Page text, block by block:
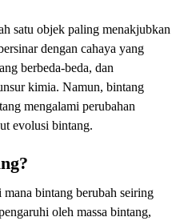
satu objek paling menakjubkan
dengan cahaya yang
berbeda-beda, dan
kimia. Namun, bintang
mengalami perubahan
evolusi bintang.
bintang berubah seiring
oleh massa bintang,